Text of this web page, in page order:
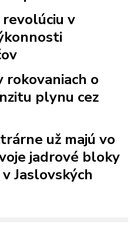
v
rokovaniach o
plynu cez
už majú vo
jadrové bloky
Jaslovských